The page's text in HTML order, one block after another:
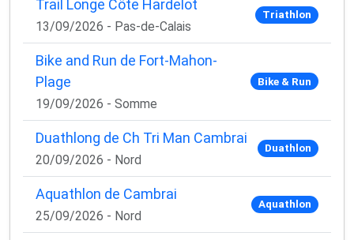
Trail Longe Côte Hardelot
13/09/2026 - Pas-de-Calais
Triathlon
Bike and Run de Fort-Mahon-
Plage
19/09/2026 - Somme
Bike & Run
Duathlong de Ch Tri Man Cambrai
20/09/2026 - Nord
Duathlon
Aquathlon de Cambrai
25/09/2026 - Nord
Aquathlon